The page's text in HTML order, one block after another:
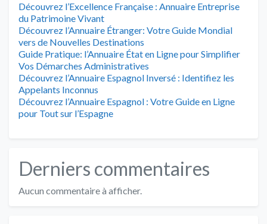
Découvrez l’Excellence Française : Annuaire Entreprise
du Patrimoine Vivant
Découvrez l’Annuaire Étranger: Votre Guide Mondial
vers de Nouvelles Destinations
Guide Pratique: l’Annuaire État en Ligne pour Simplifier
Vos Démarches Administratives
Découvrez l’Annuaire Espagnol Inversé : Identifiez les
Appelants Inconnus
Découvrez l’Annuaire Espagnol : Votre Guide en Ligne
pour Tout sur l’Espagne
Derniers commentaires
Aucun commentaire à afficher.